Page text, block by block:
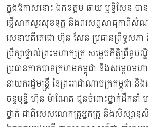
ក្នុងឱកាសនោះ ឯកឧត្ដម ឆាយ ឫទ្ធិសែន បាន
ផ្ញើសាកសួរសុខទុក្ខ និងពរសព្ទសាធុកាពីសំ
សេនាបតីតេជោ ហ៊ុន សែន ប្រធានព្រឹទ្ធសភា
ប្រឹក្សាផ្ទាល់ព្រះមហាក្សត្រ សម្តេចកិត្តិព្រឹទ្
ប្រធានកាកបាទក្រហមកម្ពុជា និងសម្តេចម
នាយករដ្ឋមន្រ្តី នៃព្រះរាជាណាចក្រកម្ពុជា
ចន្ទមុន្នី ហ៊ុន ម៉ាណែត ជូនចំពោះថ្នាក់ដឹកនាំ ម
ថ្នាក់ ជាពិសេសលោកគ្រូអ្នកគ្រូ និងសិស្សា